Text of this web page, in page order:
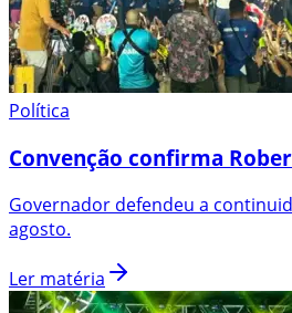
Política
Convenção confirma
Governador defendeu a
agosto.
Ler matéria